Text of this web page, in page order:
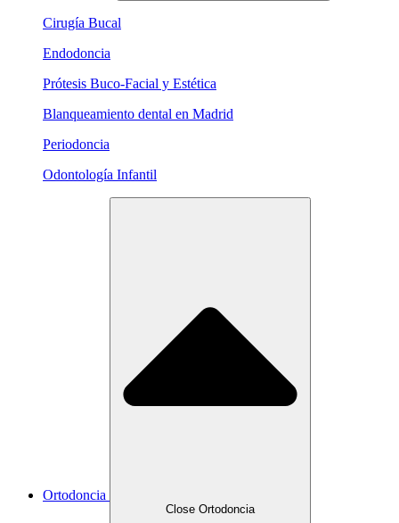
Cirugía Bucal
Endodoncia
Prótesis Buco-Facial y Estética
Blanqueamiento dental en Madrid
Periodoncia
Odontología Infantil
Ortodoncia
Close Ortodoncia